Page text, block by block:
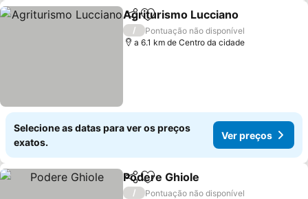
PartilharAdicionar aos favoritos
Agriturismo Lucciano
/
Pontuação não disponível
a 6.1 km de Centro da cidade
Selecione as datas para ver os preços
exatos.
Ver preços
PartilharAdicionar aos favoritos
Podere Ghiole
/
Pontuação não disponível